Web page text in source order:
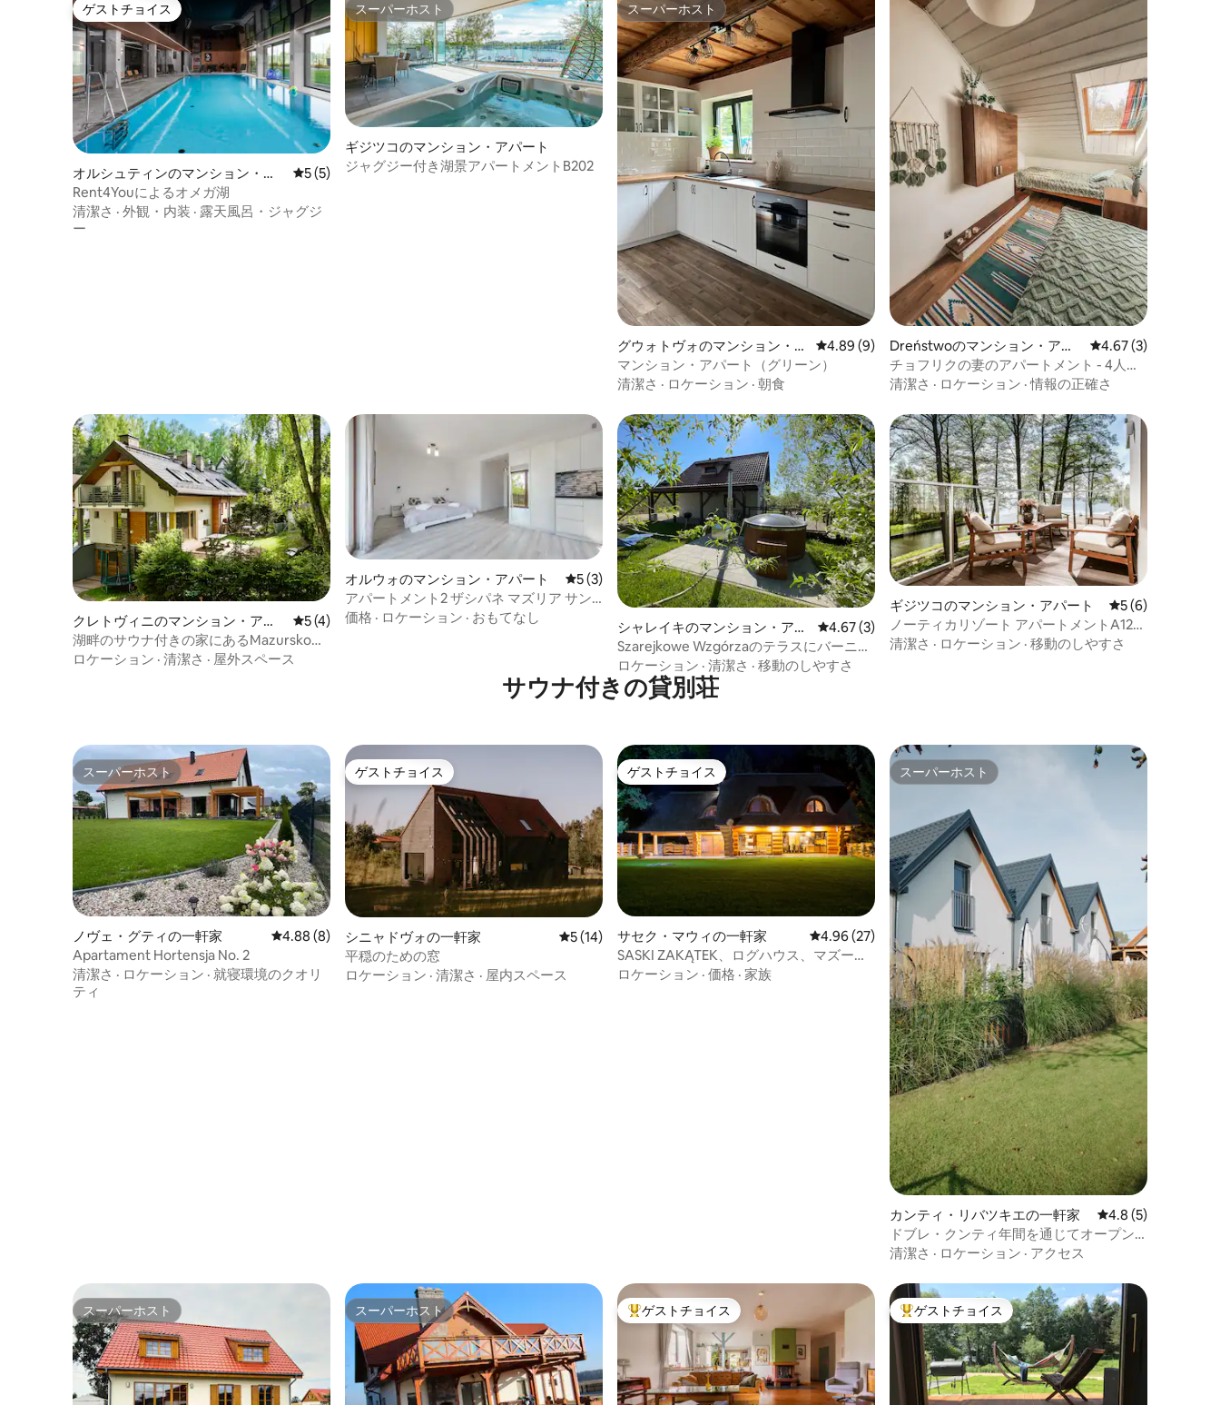
ゲストチョイス
ゲストチョイス
オルシュティンのマンション・ア
パート
レビュー5件、5つ星中5つ星の平均評価
5 (5)
Rent4Youによるオメガ湖
清潔さ · 外観・内装 · 露天風呂・ジャグジ
ー
スーパーホスト
スーパーホスト
ギジツコのマンション・アパート
ジャグジー付き湖景アパートメントB202
スーパーホスト
スーパーホスト
グウォトヴォのマンション・ア
パート
レビュー9件、5つ星中4.89つ星の平均評価
4.89 (9)
マンション・アパート（グリーン）
清潔さ · ロケーション · 朝食
Dreństwoのマンション・アパ
ート
レビュー3件、5つ星
4.67 (3)
チョフリクの妻のアパートメント - 4人用
アパートメント
清潔さ · ロケーション ·情報の正確さ
クレトヴィニのマンション・アパ
ート
レビュー4件、5つ星中5つ星の平均評価
5 (4)
湖畔のサウナ付きの家にあるMazursko
Apartamenty
ロケーション · 清潔さ · 屋外スペース
オルウォのマンション・アパート レビュー3件、5つ星中5つ星の平均評価
5 (3)
アパートメント2 ザシパネ マズリア サン&
スノー
価格 · ロケーション · おもてなし
シャレイキのマンション・アパ
ート
レビュー3件、5つ星中4.67つ星の平均評価
4.67 (3)
Szarejkowe Wzgórzaのテラスにバーニャ
を備えたコテージ
ロケーション · 清潔さ · 移動のしやすさ
ギジツコのマンション・アパート レビュー6件、5
5 (6)
ノーティカリゾート アパートメントA12
ザレヴィスコ
清潔さ · ロケーション · 移動のしやすさ
サウナ付きの貸別荘
スーパーホスト
スーパーホスト
ノヴェ・グティの一軒家 レビュー8件、5つ星中4.88つ星の平均評価
4.88 (8)
Apartament Hortensja No. 2
清潔さ · ロケーション · 就寝環境のクオリ
ティ
ゲストチョイス
ゲストチョイス
シニャドヴォの一軒家 レビュー14件、5つ星中5つ星の平均評価
5 (14)
平穏のための窓
ロケーション · 清潔さ · 屋内スペース
ゲストチョイス
ゲストチョイス
サセク・マウィの一軒家 レビュー27件、5つ星中4.96つ星の平均評価
4.96 (27)
SASKI ZAKĄTEK、ログハウス、マズーリ
アン、サウナ、桟橋
ロケーション · 価格 · 家族
スーパーホスト
スーパーホスト
カンティ・リバツキエの一軒家 レビュー5件、5つ
4.8 (5)
ドブレ・クンティ年間を通じてオープン
しているコテージ
清潔さ · ロケーション · アクセス
スーパーホスト
スーパーホスト スーパーホスト
スーパーホスト 大好評のゲストチョイスです。
ゲストチョイス 大好評のゲストチョイスです。
ゲストチョイス